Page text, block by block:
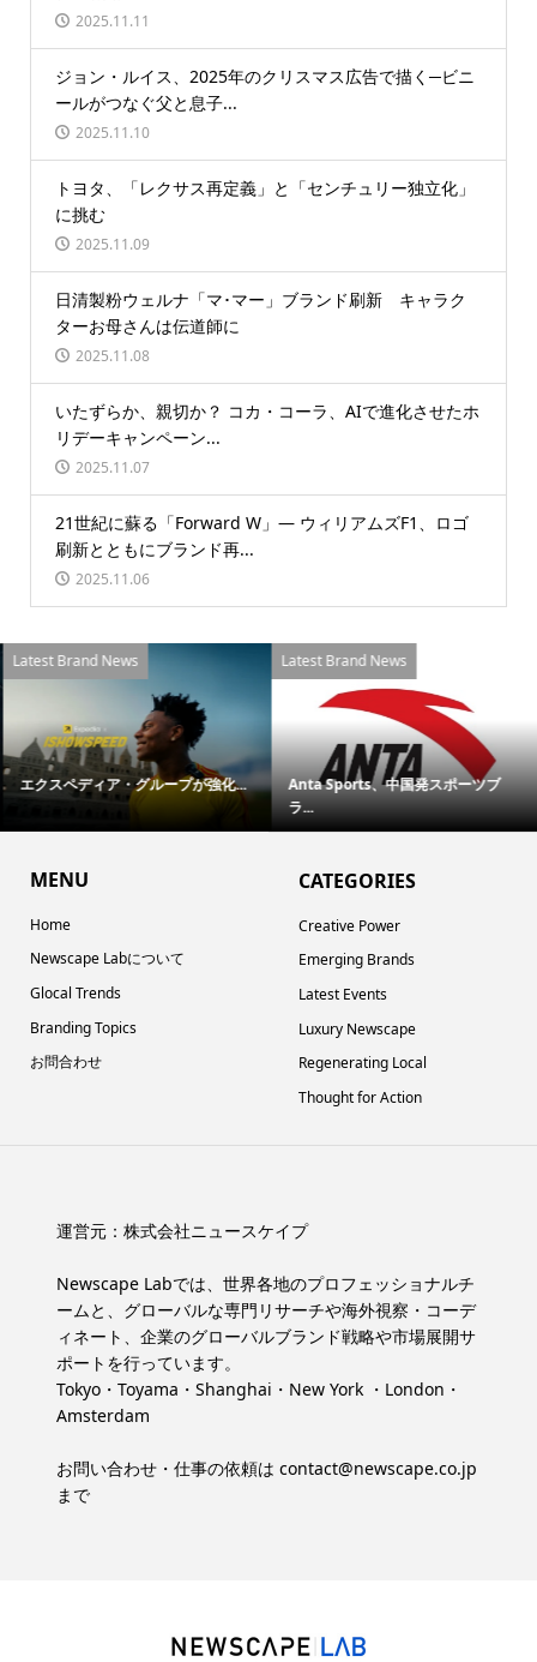
2025.11.11
ジョン・ルイス、2025年のクリスマス広告で描く─ビニ
ールがつなぐ父と息子...
2025.11.10
トヨタ、「レクサス再定義」と「センチュリー独立化」
に挑む
2025.11.09
日清製粉ウェルナ「マ･マー」ブランド刷新 キャラク
ターお母さんは伝道師に
2025.11.08
いたずらか、親切か？ コカ・コーラ、AIで進化させたホ
リデーキャンペーン...
2025.11.07
21世紀に蘇る「Forward W」― ウィリアムズF1、ロゴ
刷新とともにブランド再...
2025.11.06
Latest Brand News
エクスペディア・グループが強化...
Latest Brand News
Anta Sports、中国発スポーツブ
ラ...
MENU
Home
Newscape Labについて
Glocal Trends
Branding Topics
お問合わせ
CATEGORIES
Creative Power
Emerging Brands
Latest Events
Luxury Newscape
Regenerating Local
Thought for Action
運営元： 株式会社ニュースケイプ
Newscape Labでは、世界各地のプロフェッショナルチ
ームと、グローバルな専門リサーチや海外視察・コーデ
ィネート、企業のグローバルブランド戦略や市場展開サ
ポートを行っています。
Tokyo・Toyama・Shanghai・New York ・London・
Amsterdam
お問い合わせ・仕事の依頼は contact@newscape.co.jp
まで